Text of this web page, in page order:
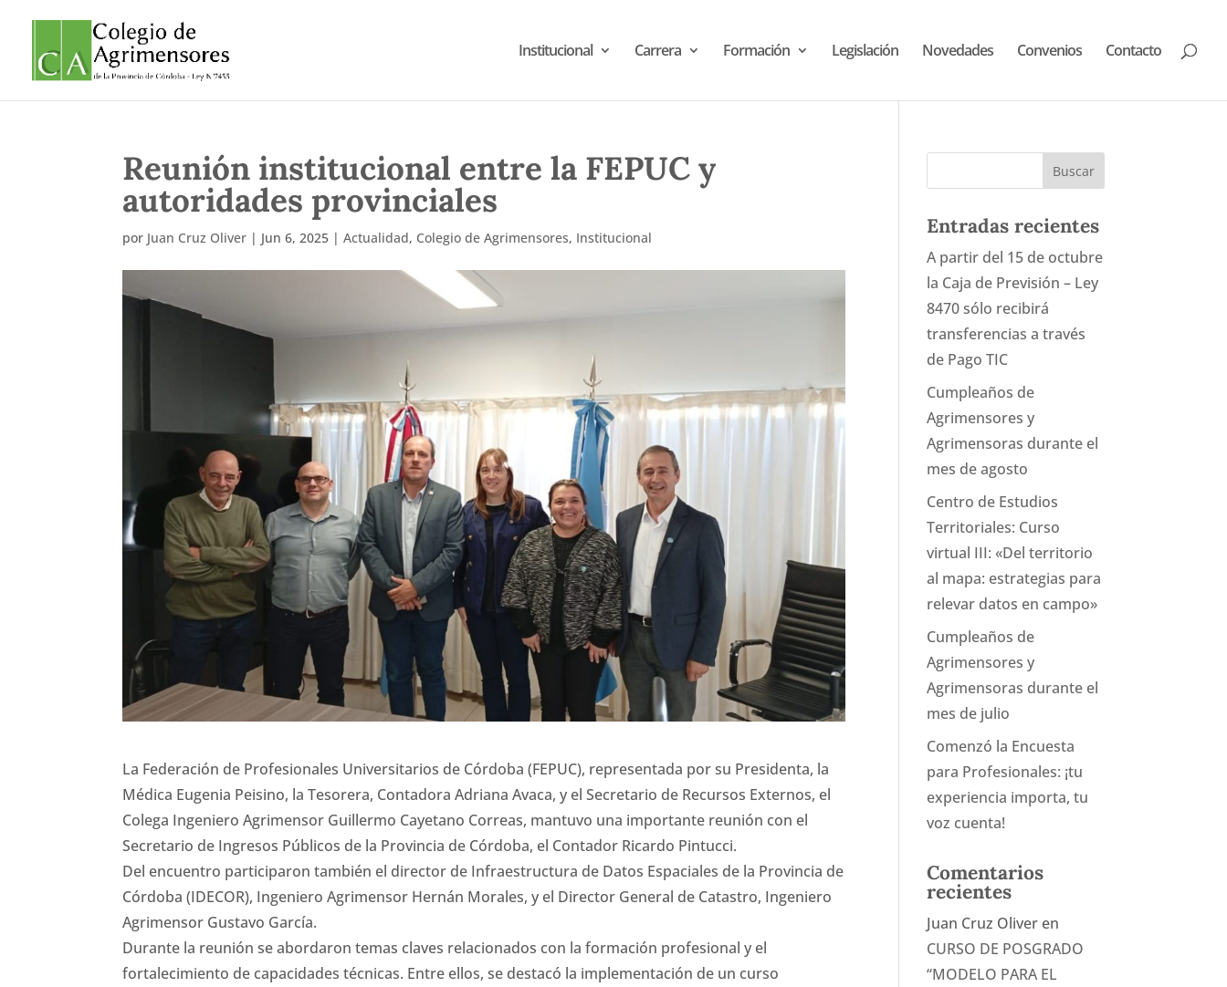
Institucional Carrera Formación Legislación Novedades Convenios Contacto
Reunión institucional entre la FEPUC y
autoridades provinciales
por Juan Cruz Oliver | Jun 6, 2025 |Actualidad, Colegio de Agrimensores, Institucional
La Federación de Profesionales Universitarios de Córdoba (FEPUC), representada por su Presidenta, la
Médica Eugenia Peisino, la Tesorera, Contadora Adriana Avaca, y el Secretario de Recursos Externos, el
Colega Ingeniero Agrimensor Guillermo Cayetano Correas, mantuvo una importante reunión con el
Secretario de Ingresos Públicos de la Provincia de Córdoba, el Contador Ricardo Pintucci.
Del encuentro participaron también el director de Infraestructura de Datos Espaciales de la Provincia de
Córdoba (IDECOR), Ingeniero Agrimensor Hernán Morales, y el Director General de Catastro, Ingeniero
Agrimensor Gustavo García.
Durante la reunión se abordaron temas claves relacionados con la formación profesional y el
fortalecimiento de capacidades técnicas. Entre ellos, se destacó la implementación de un curso
Entradas recientes
A partir del 15 de octubre
la Caja de Previsión – Ley
8470 sólo recibirá
transferencias a través
de Pago TIC
Cumpleaños de
Agrimensores y
Agrimensoras durante el
mes de agosto
Centro de Estudios
Territoriales: Curso
virtual III: «Del territorio
al mapa: estrategias para
relevar datos en campo»
Cumpleaños de
Agrimensores y
Agrimensoras durante el
mes de julio
Comenzó la Encuesta
para Profesionales: ¡tu
experiencia importa, tu
voz cuenta!
Comentarios
recientes
Juan Cruz Oliver en
CURSO DE POSGRADO
“MODELO PARA EL